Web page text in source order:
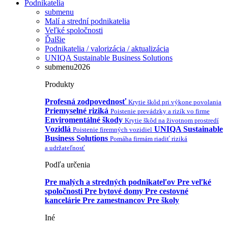
Podnikatelia
submenu
Malí a strední podnikatelia
Veľké spoločnosti
Ďalšie
Podnikatelia / valorizácia / aktualizácia
UNIQA Sustainable Business Solutions
submenu2026
Produkty
Profesná zodpovednosť Krytie škôd pri výkone povolania
Priemyselné riziká Poistenie prevádzky a rizík vo firme
Enviromentálné škody Krytie škôd na životnom prostredí
Vozidlá Poistenie firemných vozidiel UNIQA Sustainable
Business Solutions Pomáha firmám riadiť riziká
a udržateľnosť
Podľa určenia
Pre malých a stredných podnikateľov Pre veľké
spoločnosti Pre bytové domy Pre cestovné
kancelárie Pre zamestnancov Pre školy
Iné